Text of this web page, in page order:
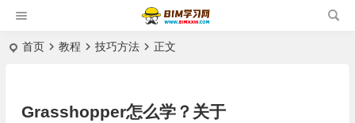
首页 教程 技巧方法 正文
Grasshopper怎么学？关于